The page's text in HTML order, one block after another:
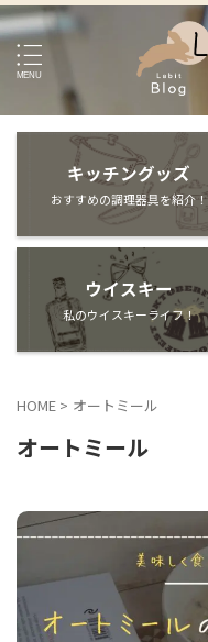
キッチングッズ
おすすめの調理器具を紹介！
ウイスキー
私のウイスキーライフ！
HOME > オートミール
オートミール